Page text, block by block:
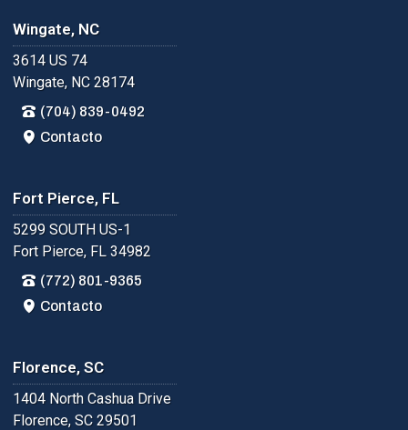
Wingate, NC
3614 US 74
Wingate, NC 28174
(704) 839-0492
Contacto
Fort Pierce, FL
5299 SOUTH US-1
Fort Pierce, FL 34982
(772) 801-9365
Contacto
Florence, SC
1404 North Cashua Drive
Florence, SC 29501